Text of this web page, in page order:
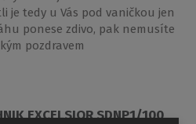
je tedy u Vás pod vaničkou jen
ponese zdivo, pak nemusíte
pozdravem
EXCELSIOR SDNP1/100